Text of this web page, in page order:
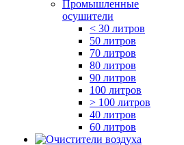
Промышленные
осушители
< 30 литров
50 литров
70 литров
80 литров
90 литров
100 литров
> 100 литров
40 литров
60 литров